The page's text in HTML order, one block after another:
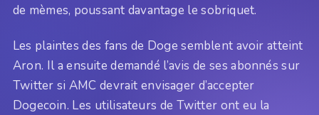
de mèmes, poussant davantage le sobriquet.
Les plaintes des fans de Doge semblent avoir atteint
Aron. Il a ensuite demandé l’avis de ses abonnés sur
Twitter si AMC devrait envisager d’accepter
Dogecoin. Les utilisateurs de Twitter ont eu la